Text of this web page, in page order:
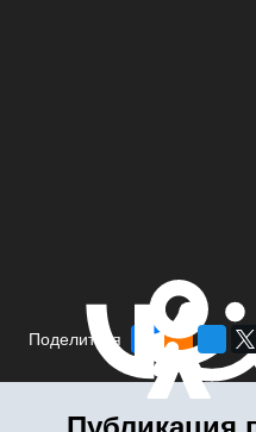
Поделиться